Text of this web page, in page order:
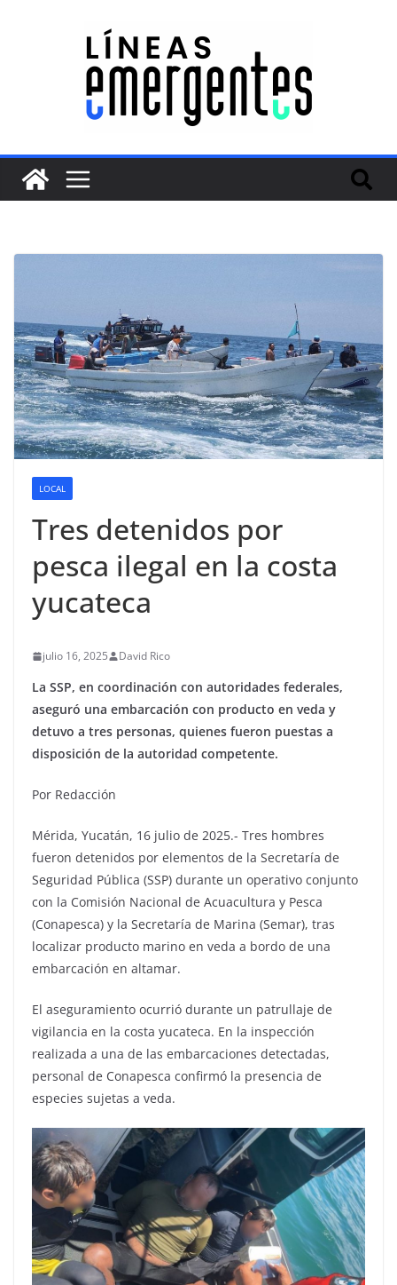
LOCAL
Tres detenidos por
pesca ilegal en la costa
yucateca
julio 16, 2025 David Rico
La SSP, en coordinación con autoridades federales,
aseguró una embarcación con producto en veda y
detuvo a tres personas, quienes fueron puestas a
disposición de la autoridad competente.
Por Redacción
Mérida, Yucatán, 16 julio de 2025.- Tres hombres
fueron detenidos por elementos de la Secretaría de
Seguridad Pública (SSP) durante un operativo conjunto
con la Comisión Nacional de Acuacultura y Pesca
(Conapesca) y la Secretaría de Marina (Semar), tras
localizar producto marino en veda a bordo de una
embarcación en altamar.
El aseguramiento ocurrió durante un patrullaje de
vigilancia en la costa yucateca. En la inspección
realizada a una de las embarcaciones detectadas,
personal de Conapesca confirmó la presencia de
especies sujetas a veda.